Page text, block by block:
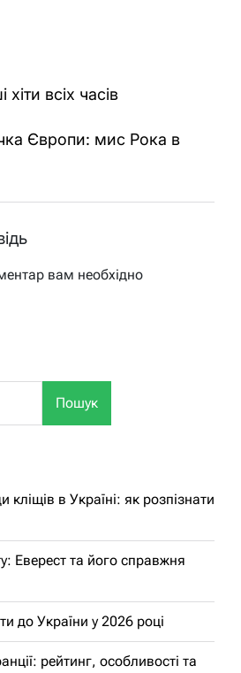
хіти всіх часів
Європи: мис Рока в
вам необхідно
Пошук
в Україні: як розпізнати
Еверест та його справжня
до України у 2026 році
рейтинг, особливості та